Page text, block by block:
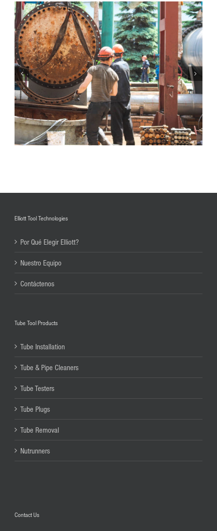
Elliott Tool Technologies
Por Qué Elegir Elliott?
Nuestro Equipo
Contáctenos
Tube Tool Products
Tube Installation
Tube & Pipe Cleaners
Tube Testers
Tube Plugs
Tube Removal
Nutrunners
Contact Us